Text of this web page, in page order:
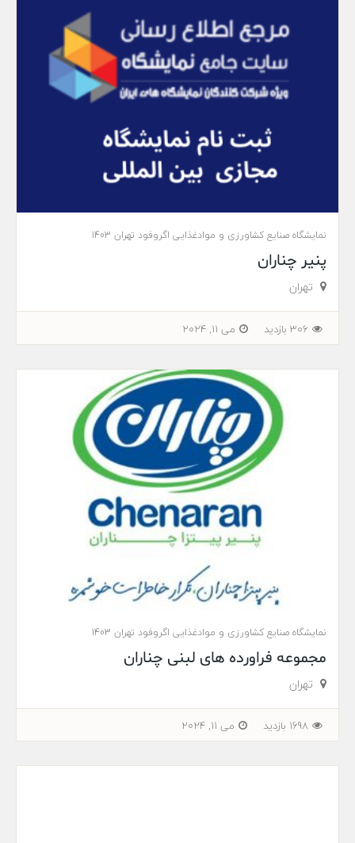
نمایشگاه صنایع کشاورزی و موادغذایی اگروفود تهران 1403
پنیر چناران
تهران
306 بازدید می 11, 2024
نمایشگاه صنایع کشاورزی و موادغذایی اگروفود تهران 1403
مجموعه فراورده های لبنی چناران
تهران
1698 بازدید می 11, 2024